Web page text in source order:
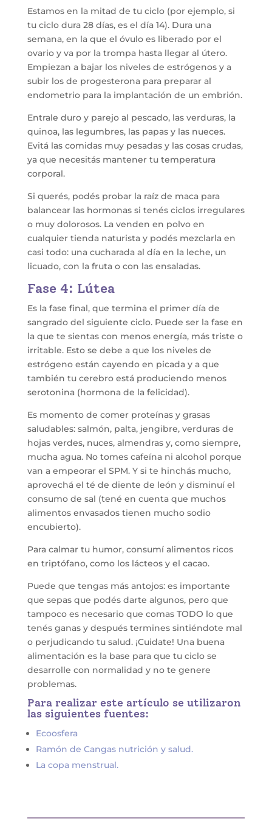
Estamos en la mitad de tu ciclo (por ejemplo, si
tu ciclo dura 28 días, es el día 14). Dura una
semana, en la que el óvulo es liberado por el
ovario y va por la trompa hasta llegar al útero.
Empiezan a bajar los niveles de estrógenos y a
subir los de progesterona para preparar al
endometrio para la implantación de un embrión.
Entrale duro y parejo al pescado, las verduras, la
quinoa, las legumbres, las papas y las nueces.
Evitá las comidas muy pesadas y las cosas crudas,
ya que necesitás mantener tu temperatura
corporal.
Si querés, podés probar la raíz de maca para
balancear las hormonas si tenés ciclos irregulares
o muy dolorosos. La venden en polvo en
cualquier tienda naturista y podés mezclarla en
casi todo: una cucharada al día en la leche, un
licuado, con la fruta o con las ensaladas.
Fase 4: Lútea
Es la fase final, que termina el primer día de
sangrado del siguiente ciclo. Puede ser la fase en
la que te sientas con menos energía, más triste o
irritable. Esto se debe a que los niveles de
estrógeno están cayendo en picada y a que
también tu cerebro está produciendo menos
serotonina (hormona de la felicidad).
Es momento de comer proteínas y grasas
saludables: salmón, palta, jengibre, verduras de
hojas verdes, nuces, almendras y, como siempre,
mucha agua. No tomes cafeína ni alcohol porque
van a empeorar el SPM. Y si te hinchás mucho,
aprovechá el té de diente de león y disminuí el
consumo de sal (tené en cuenta que muchos
alimentos envasados tienen mucho sodio
encubierto).
Para calmar tu humor, consumí alimentos ricos
en triptófano, como los lácteos y el cacao.
Puede que tengas más antojos: es importante
que sepas que podés darte algunos, pero que
tampoco es necesario que comas TODO lo que
tenés ganas y después termines sintiéndote mal
o perjudicando tu salud. ¡Cuidate! Una buena
alimentación es la base para que tu ciclo se
desarrolle con normalidad y no te genere
problemas.
Para realizar este artículo se utilizaron
las siguientes fuentes:
Ecoosfera
Ramón de Cangas nutrición y salud.
La copa menstrual.